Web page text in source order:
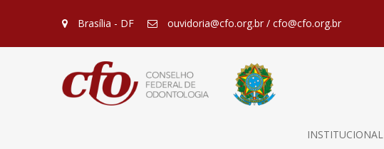
Brasília - DF ouvidoria@cfo.org.br / cfo@cfo.org.br
INSTITUCIONAL